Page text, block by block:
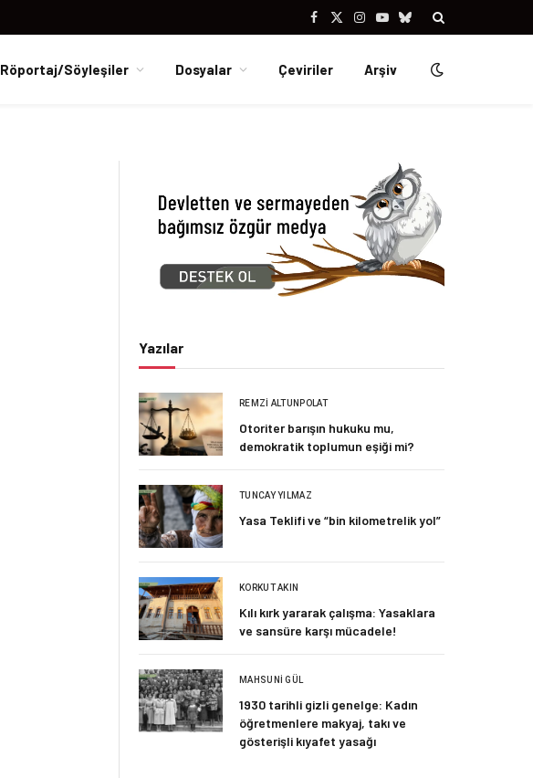
Facebook
X
Instagram
YouTubeBluesky
Röportaj/Söyleşiler Dosyalar Çeviriler Arşiv
Yazılar
REMZI ALTUNPOLAT
Otoriter barışın hukuku mu,
demokratik toplumun eşiği mi?
TUNCAY YILMAZ
Yasa Teklifi ve “bin kilometrelik yol”
KORKUT AKIN
Kılı kırk yararak çalışma: Yasaklara
ve sansüre karşı mücadele!
MAHSUNI GÜL
1930 tarihli gizli genelge: Kadın
öğretmenlere makyaj, takı ve
gösterişli kıyafet yasağı